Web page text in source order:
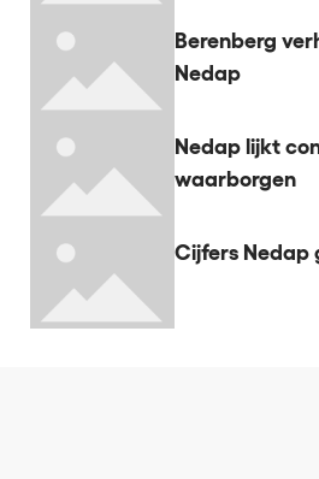
Berenberg
Nedap
Nedap lijkt
waarborgen
Cijfers Nedap